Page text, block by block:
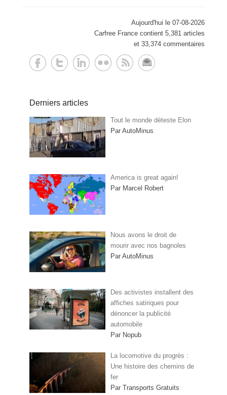
Aujourd'hui le 07-08-2026
Carfree France contient 5,381 articles
et 33,374 commentaires
Derniers articles
Tout le monde déteste Elon
Par AutoMinus
America is great again!
Par Marcel Robert
Nous avons le droit de
mourir avec nos bagnoles
Par AutoMinus
Des activistes installent des
affiches satiriques pour
dénoncer la publicité
automobile
Par Nopub
La locomotive du progrès :
Une histoire des chemins de
fer
Par Transports Gratuits